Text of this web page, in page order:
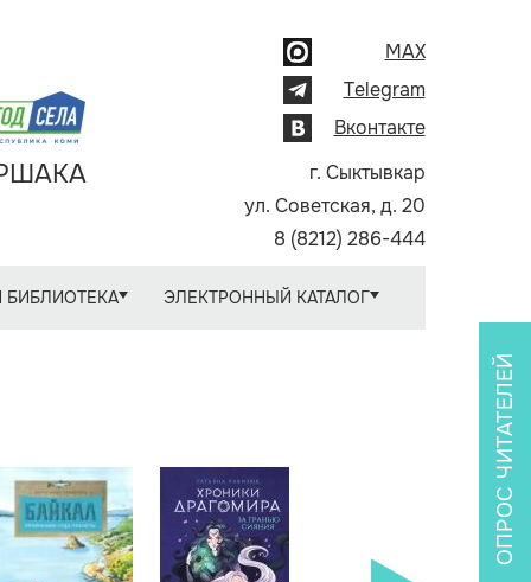
MAX
Telegram
Вконтакте
г. Сыктывкар
ул. Советская, д. 20
8 (8212) 286-444
БИБЛИОТЕКА ЭЛЕКТРОННЫЙ КАТАЛОГ
ОПРОС ЧИТАТЕЛЕЙ